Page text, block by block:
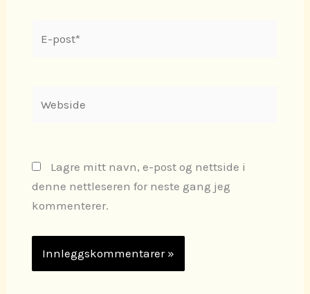
post*
Lagre mitt navn, e-post og nettside i
denne nettleseren for neste gang jeg
kommenterer.